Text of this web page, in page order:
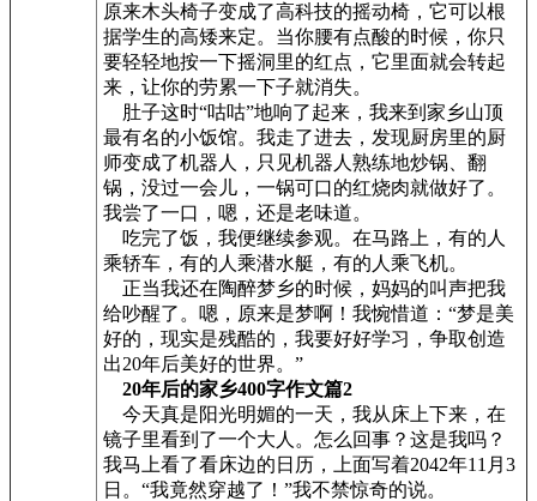
原来木头椅子变成了高科技的摇动椅，它可以根
据学生的高矮来定。当你腰有点酸的时候，你只
要轻轻地按一下摇洞里的红点，它里面就会转起
来，让你的劳累一下子就消失。
肚子这时“咕咕”地响了起来，我来到家乡山顶
最有名的小饭馆。我走了进去，发现厨房里的厨
师变成了机器人，只见机器人熟练地炒锅、翻
锅，没过一会儿，一锅可口的红烧肉就做好了。
我尝了一口，嗯，还是老味道。
吃完了饭，我便继续参观。在马路上，有的人
乘轿车，有的人乘潜水艇，有的人乘飞机。
正当我还在陶醉梦乡的时候，妈妈的叫声把我
给吵醒了。嗯，原来是梦啊！我惋惜道：“梦是美
好的，现实是残酷的，我要好好学习，争取创造
出20年后美好的世界。”
20年后的家乡400字作文篇2
今天真是阳光明媚的一天，我从床上下来，在
镜子里看到了一个大人。怎么回事？这是我吗？
我马上看了看床边的日历，上面写着2042年11月3
日。“我竟然穿越了！”我不禁惊奇的说。